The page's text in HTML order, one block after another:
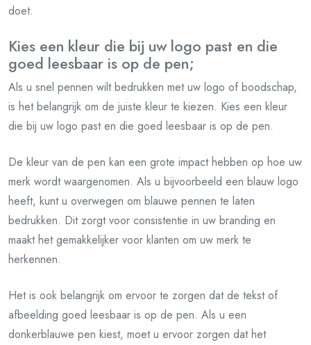
doet.
Kies een kleur die bij uw logo past en die
goed leesbaar is op de pen;
Als u snel pennen wilt bedrukken met uw logo of boodschap,
is het belangrijk om de juiste kleur te kiezen. Kies een kleur
die bij uw logo past en die goed leesbaar is op de pen.
De kleur van de pen kan een grote impact hebben op hoe uw
merk wordt waargenomen. Als u bijvoorbeeld een blauw logo
heeft, kunt u overwegen om blauwe pennen te laten
bedrukken. Dit zorgt voor consistentie in uw branding en
maakt het gemakkelijker voor klanten om uw merk te
herkennen.
Het is ook belangrijk om ervoor te zorgen dat de tekst of
afbeelding goed leesbaar is op de pen. Als u een
donkerblauwe pen kiest, moet u ervoor zorgen dat het